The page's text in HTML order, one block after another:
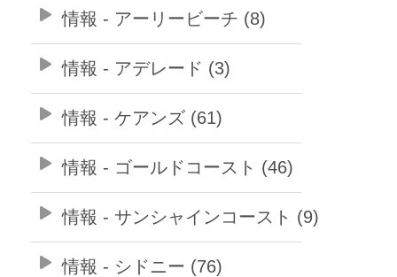
情報 - アーリービーチ (8)
情報 - アデレード (3)
情報 - ケアンズ (61)
情報 - ゴールドコースト (46)
情報 - サンシャインコースト (9)
情報 - シドニー (76)